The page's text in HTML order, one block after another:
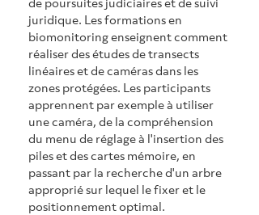
juridique. Les formations en
biomonitoring enseignent comment
réaliser des études de transects
linéaires et de caméras dans les
zones protégées. Les participants
apprennent par exemple à utiliser
une caméra, de la compréhension
du menu de réglage à l'insertion des
piles et des cartes mémoire, en
passant par la recherche d'un arbre
approprié sur lequel le fixer et le
positionnement optimal.